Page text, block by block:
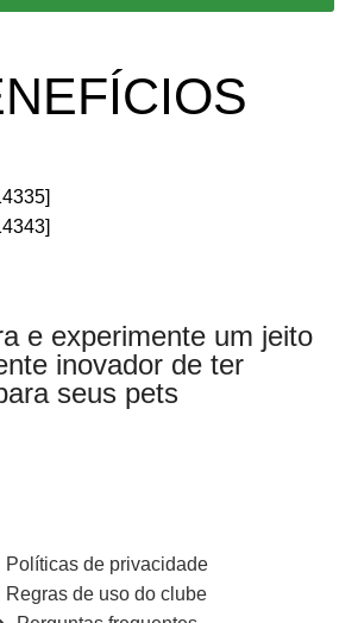
e experimente um jeito
inovador de ter
seus pets
Políticas de privacidade
Regras de uso do clube